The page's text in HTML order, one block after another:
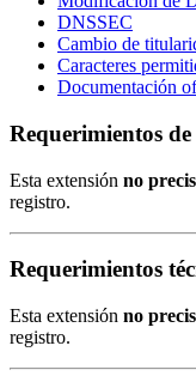
DNSSEC
Cambio de
Caracteres
Documentación
Requerimientos de
Esta extensión no
registro.
Requerimientos
Esta extensión no
registro.